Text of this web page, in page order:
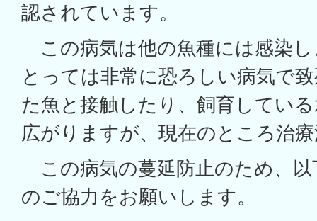
認されています。
この病気は他の魚種には感染
とっては非常に恐ろしい病気で
た魚と接触したり、飼育してい
広がりますが、現在のところ治
この病気の蔓延防止のため、
のご協力をお願いします。